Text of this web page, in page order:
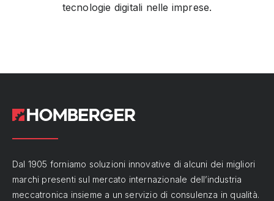
tecnologie digitali nelle imprese.
Dal 1905 forniamo soluzioni innovative di alcuni dei migliori
marchi presenti sul mercato internazionale dell’industria
meccatronica insieme a un servizio di consulenza in qualità.